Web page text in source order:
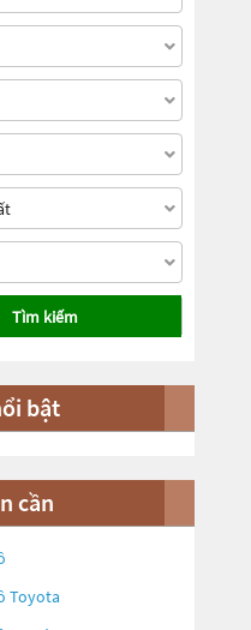
Tìm kiếm
bật
cần
Toyota